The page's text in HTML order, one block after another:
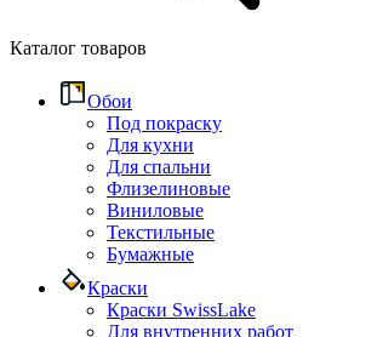
Каталог товаров
Обои
Под покраску
Для кухни
Для спальни
Флизелиновые
Виниловые
Текстильные
Бумажные
Краски
Краски SwissLake
Для внутренних работ